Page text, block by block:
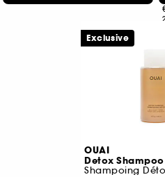
OUAI
Detox Shampoo
Shampoing
Exclusive